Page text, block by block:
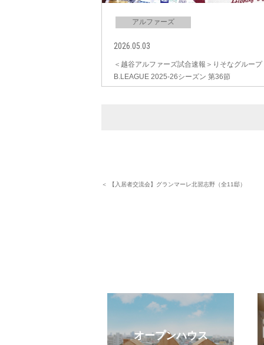
アルファーズ
2026.05.03
＜越谷アルファーズ試合速報＞りそなグループ
B.LEAGUE 2025-26シーズン 第36節
＜ 【入居者交流会】グランマーレ北習志野（全11邸）
オープンハウス